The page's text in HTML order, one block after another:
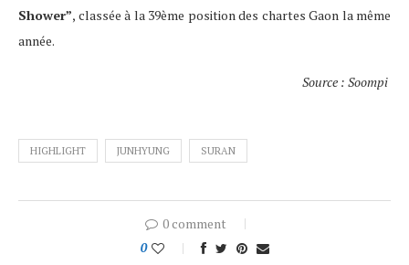
Shower”, classée à la 39ème position des chartes Gaon la même
année.
Source : Soompi
HIGHLIGHT JUNHYUNG SURAN
0 comment
0